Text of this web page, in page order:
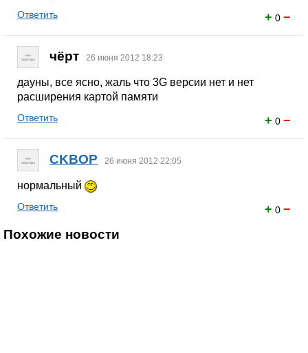
+ 0 −
Ответить
чёрт 26 июня 2012 18:23
дауны, все ясно, жаль что 3G версии нет и нет
расширения картой памяти
+ 0 −
Ответить
CKBOP 26 июня 2012 22:05
нормальный
+ 0 −
Ответить
Похожие новости